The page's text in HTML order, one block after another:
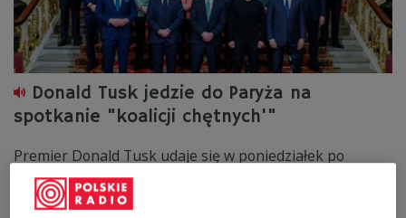
Donald Tusk jedzie do Paryża na
spotkanie "koalicji chętnych'"
Premier Donald Tusk udaje się w poniedziałek po
południu do Paryża na spotkanie tzw. koalicji chętnych –
grona państw wspierających Ukrainę. Rozmowy mają
dotyczyć działań na wypadek zawieszenia broni oraz